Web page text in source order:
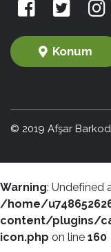
Konum
© 2019 Afşar Barkod.
Warning: Undefined
/home/
content/plugins/
icon.php on line 160